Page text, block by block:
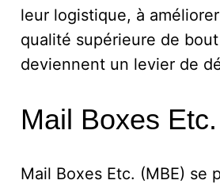
leur logistique, à
qualité supérieure de
deviennent un levier de
Mail Boxes
Mail Boxes Etc. (MBE) se